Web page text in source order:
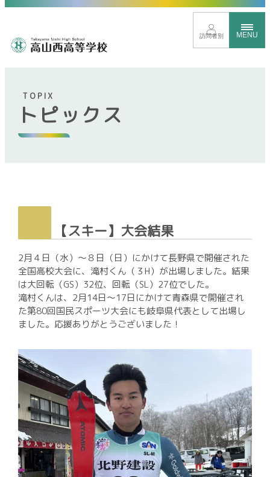
訪問者別 MENU
トップページ
イベントサイト
豊富な学校行事
入試案内
進路実績
いじめ基本方針
中学生の方
在校生・保護者の方
卒業生の方
環境方針
個人情報保護方針
トピックス
TOPIX
【スキー】大会結果
2月４日（水）～８日（日）にかけて長野県で開催された
全国高校大会に、滝村くん（３H）が出場しました。結果
は大回転（GS）32位、回転（SL）27位でした。
滝村くんは、2月14日～17日にかけて青森県で開催され
た第80回国民スポーツ大会にも岐阜県代表として出場し
ました。応援ありがとうございました！